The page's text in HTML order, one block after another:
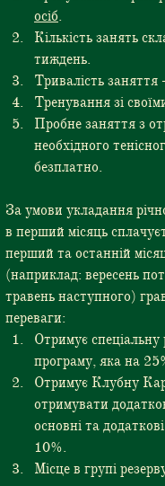
осіб.
Кількість занять
тиждень.
Тривалість
Тренування зі
Пробне заняття з
необхідного
безплатно.
За умови укладання
в перший місяць
перший та останній
(наприклад: вересень
травень наступного)
переваги:
Отримує спеціальну
програму, яка на
Отримує Клубну
отримувати
основні та
10%.
Місце в групі